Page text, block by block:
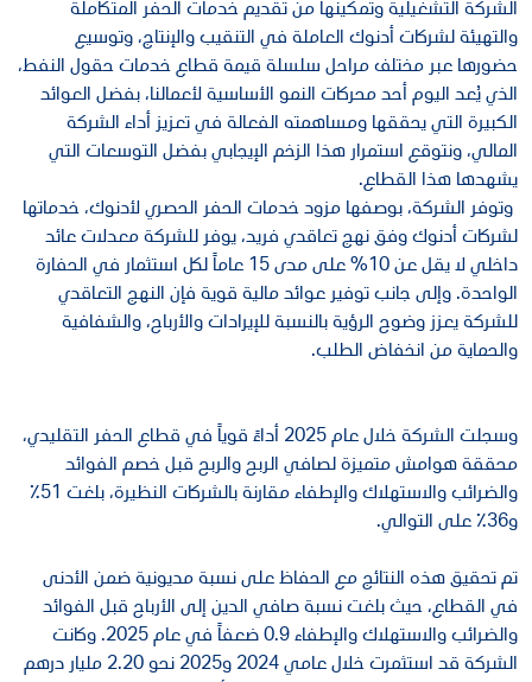
الشركة التشغيلية وتمكينها من تقديم خدمات الحفر المتكاملة
والتهيئة لشركات أدنوك العاملة في التنقيب والإنتاج، وتوسيع
حضورها عبر مختلف مراحل سلسلة قيمة قطاع خدمات حقول النفط،
الذي يُعد اليوم أحد محركات النمو الأساسية لأعمالنا، بفضل العوائد
الكبيرة التي يحققها ومساهمته الفعالة في تعزيز أداء الشركة
المالي، ونتوقع استمرار هذا الزخم الإيجابي بفضل التوسعات التي
يشهدها هذا القطاع.
وتوفر الشركة، بوصفها مزود خدمات الحفر الحصري لأدنوك، خدماتها
لشركات أدنوك وفق نهج تعاقدي فريد، يوفر للشركة معدلات عائد
داخلي لا يقل عن 10% على مدى 15 عاماً لكل استثمار في الحفارة
الواحدة. وإلى جانب توفير عوائد مالية قوية فإن النهج التعاقدي
للشركة يعزز وضوح الرؤية بالنسبة للإيرادات والأرباح، والشفافية
والحماية من انخفاض الطلب.
وسجلت الشركة خلال عام 2025 أداءً قوياً في قطاع الحفر التقليدي،
محققة هوامش متميزة لصافي الربح والربح قبل خصم الفوائد
والضرائب والاستهلاك والإطفاء مقارنة بالشركات النظيرة، بلغت 51٪
و36٪ على التوالي.
تم تحقيق هذه النتائج مع الحفاظ على نسبة مديونية ضمن الأدنى
في القطاع، حيث بلغت نسبة صافي الدين إلى الأرباح قبل الفوائد
والضرائب والاستهلاك والإطفاء 0.9 ضعفاً في عام 2025. وكانت
الشركة قد استثمرت خلال عامي 2024 و2025 نحو 2.20 مليار درهم